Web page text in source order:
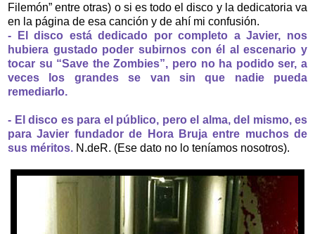
Filemón” entre otras) o si es todo el disco y la dedicatoria va
en la página de esa canción y de ahí mi confusión.
- El disco está dedicado por completo a Javier, nos
hubiera gustado poder subirnos con él al escenario y
tocar su “Save the Zombies”, pero no ha podido ser, a
veces los grandes se van sin que nadie pueda
remediarlo.
- El disco es para el público, pero el alma, del mismo, es
para Javier fundador de Hora Bruja entre muchos de
sus méritos. N.deR. (Ese dato no lo teníamos nosotros).